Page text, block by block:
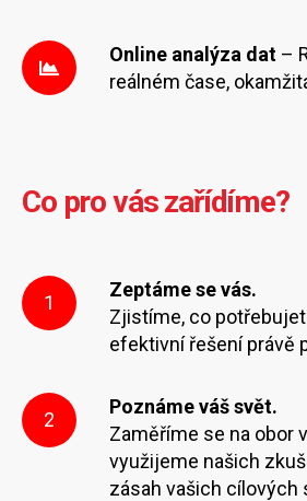
Online analýza dat –
reálném čase,
Co pro vás zařídíme?
1
Zeptáme se vás.
Zjistíme, co
efektivní řešení právě
2
Poznáme váš svět.
Zaměříme se na obor
využijeme našich
zásah vašich cílových